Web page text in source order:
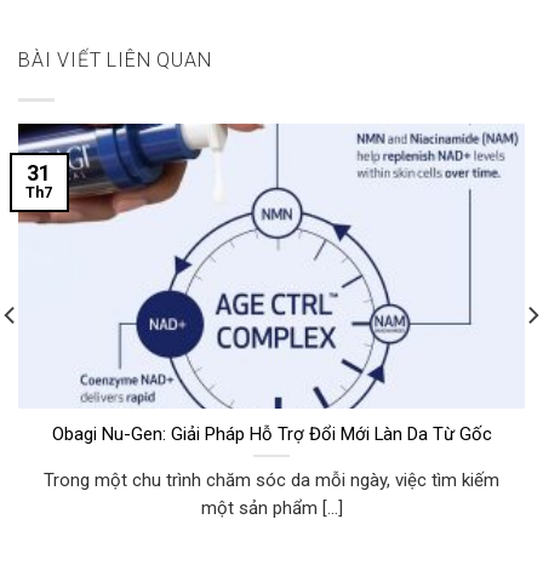
BÀI VIẾT LIÊN QUAN
Obagi Nu-Gen: Giải Pháp Hỗ Trợ Đổi Mới Làn Da Từ Gốc
Trong một chu trình chăm sóc da mỗi ngày, việc tìm kiếm
một sản phẩm [...]
31
Th7